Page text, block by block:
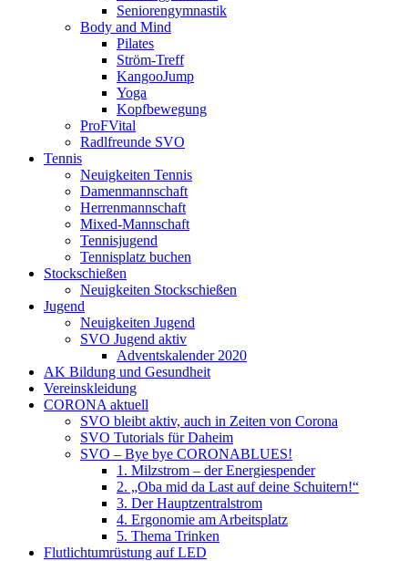
Seniorengymnastik
Body and Mind
Pilates
Ström-Treff
KangooJump
Yoga
Kopfbewegung
ProFVital
Radlfreunde SVO
Tennis
Neuigkeiten Tennis
Damenmannschaft
Herrenmannschaft
Mixed-Mannschaft
Tennisjugend
Tennisplatz buchen
Stockschießen
Neuigkeiten Stockschießen
Jugend
Neuigkeiten Jugend
SVO Jugend aktiv
Adventskalender 2020
AK Bildung und Gesundheit
Vereinskleidung
CORONA aktuell
SVO bleibt aktiv, auch in Zeiten von Corona
SVO Tutorials für Daheim
SVO – Bye bye CORONABLUES!
1. Milzstrom – der Energiespender
2. „Oba mid da Last auf deine Schuitern!“
3. Der Hauptzentralstrom
4. Ergonomie am Arbeitsplatz
5. Thema Trinken
Flutlichtumrüstung auf LED